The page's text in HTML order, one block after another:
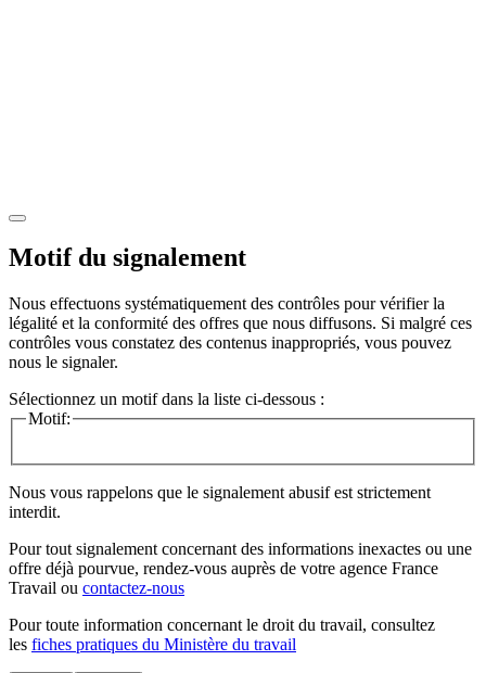
Motif du signalement
Nous effectuons systématiquement des contrôles pour vérifier la
légalité et la conformité des offres que nous diffusons. Si malgré ces
contrôles vous constatez des contenus inappropriés, vous pouvez
nous le signaler.
Sélectionnez un motif dans la liste ci-dessous :
Motif:
Nous vous rappelons que le signalement abusif est strictement
interdit.
Pour tout signalement concernant des informations inexactes ou une
offre déjà pourvue, rendez-vous auprès de votre agence France
Travail ou contactez-nous
Pour toute information concernant le droit du travail, consultez
les fiches pratiques du Ministère du travail